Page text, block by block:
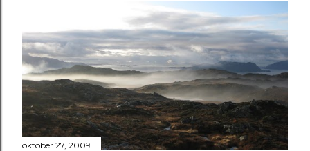
oktober 27, 2009